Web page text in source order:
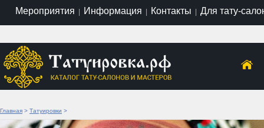
Мероприятия | Информация | Контакты | Для тату-
Главная > Татуировки >